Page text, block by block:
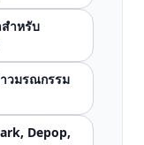
ำหรับ
วมรณกรรม
Depop,